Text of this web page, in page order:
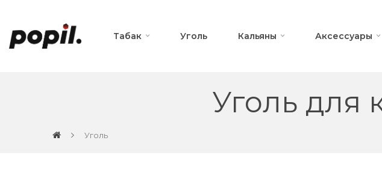
Табак Уголь Кальяны Аксессуары
Уголь для
Уголь